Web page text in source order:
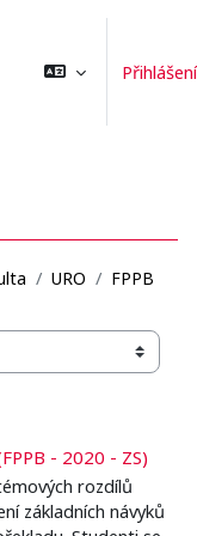
Přihlášení
URO FPPB
kurzy
- 2020 - ZS)
rozdílů
základních návyků